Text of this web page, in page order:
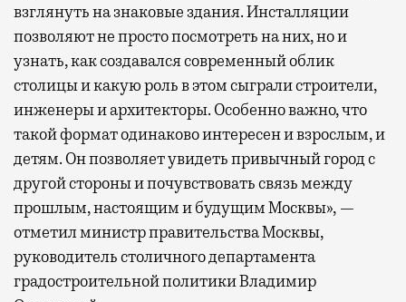
взглянуть на знаковые здания. Инсталляции
позволяют не просто посмотреть на них, но и
узнать, как создавался современный облик
столицы и какую роль в этом сыграли строители,
инженеры и архитекторы. Особенно важно, что
такой формат одинаково интересен и взрослым, и
детям. Он позволяет увидеть привычный город с
другой стороны и почувствовать связь между
прошлым, настоящим и будущим Москвы», —
отметил министр правительства Москвы,
руководитель столичного департамента
градостроительной политики Владимир